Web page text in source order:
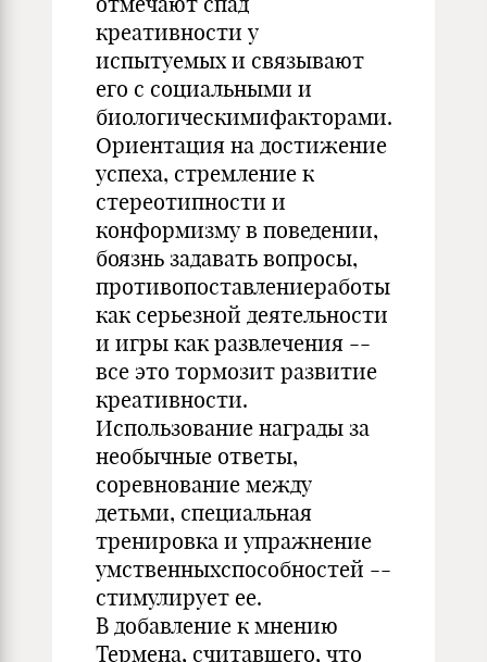
креативности у
испытуемых и связывают
его с социальными и
биологическимифакторами.
Ориентация на достижение
успеха, стремление к
стереотипности и
конформизму в поведении,
боязнь задавать вопросы,
противопоставлениеработы
как серьезной деятельности
и игры как развлечения --
все это тормозит развитие
креативности.
Использование награды за
необычные ответы,
соревнование между
детьми, специальная
тренировка и упражнение
умственныхспособностей --
стимулирует ее.
В добавление к мнению
Термена, считавшего, что